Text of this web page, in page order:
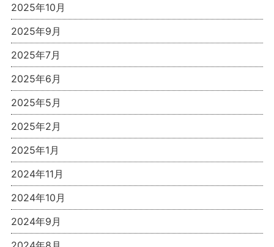
2025年10月
2025年9月
2025年7月
2025年6月
2025年5月
2025年2月
2025年1月
2024年11月
2024年10月
2024年9月